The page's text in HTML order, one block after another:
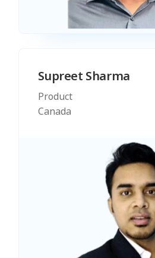
Supreet Sharma
Product
Canada